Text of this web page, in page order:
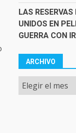
LAS
UNIDOS EN
GUERRA CON
ARCHIVO
Archivo